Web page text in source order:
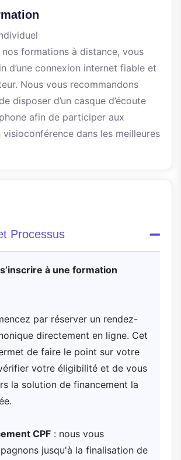
nos formations à distance, vous
d’une connexion internet fiable et
Nous vous recommandons
disposer d’un casque d’écoute
afin de participer aux
visioconférence dans les meilleures
Processus
à une formation
par réserver un rendez-
directement en ligne. Cet
de faire le point sur votre
votre éligibilité et de vous
la solution de financement la
CPF : nous vous
jusqu'à la finalisation de